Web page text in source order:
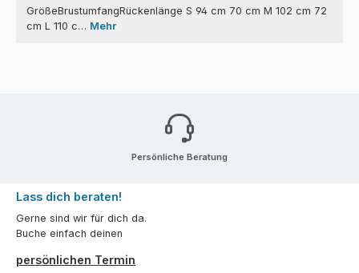
GrößeBrustumfangRückenlänge S 94 cm 70 cm M 102 cm 72
cm L 110 c… Mehr
Persönliche Beratung
Lass dich beraten!
Gerne sind wir für dich da.
Buche einfach deinen
persönlichen Termin